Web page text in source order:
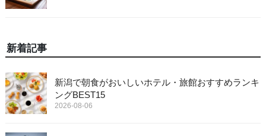
新着記事
新潟で朝食がおいしいホテル・旅館おすすめランキ
ングBEST15
2026-08-06